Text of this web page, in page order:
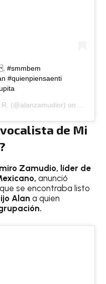
#smmbem
#quienpiensaenti
(@alanzamudior) on
de Mi
Zamudio, líder de
anunció
se encontraba listo
Alan a quien